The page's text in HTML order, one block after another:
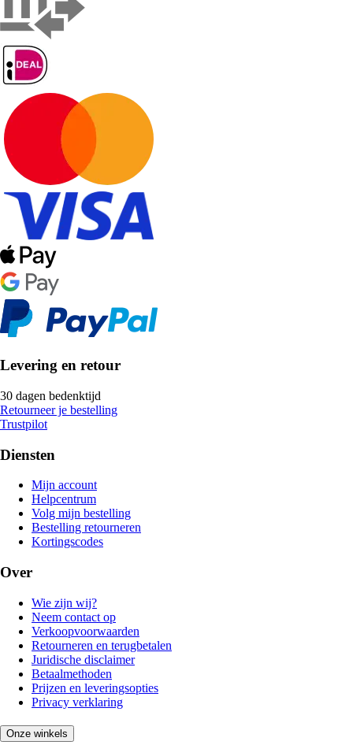
Levering en retour
30 dagen bedenktijd
Retourneer je bestelling
Trustpilot
Diensten
Mijn account
Helpcentrum
Volg mijn bestelling
Bestelling retourneren
Kortingscodes
Over
Wie zijn wij?
Neem contact op
Verkoopvoorwaarden
Retourneren en terugbetalen
Juridische disclaimer
Betaalmethoden
Prijzen en leveringsopties
Privacy verklaring
Onze winkels